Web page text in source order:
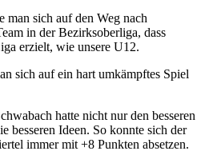
man sich auf den Weg nach
in der Bezirksoberliga, dass
erzielt, wie unsere U12.
sich auf ein hart umkämpftes Spiel
hatte nicht nur den besseren
besseren Ideen. So konnte sich der
immer mit +8 Punkten absetzen.